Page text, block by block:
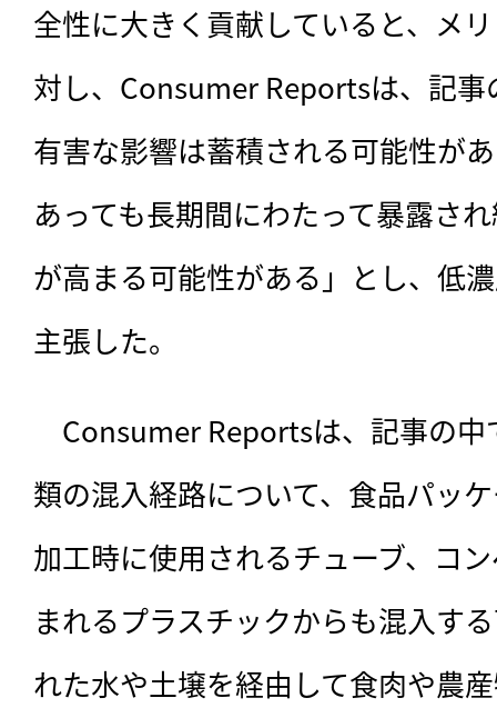
全性に大きく貢献していると、メ
対し、Consumer Reportsは、記事
有害な影響は蓄積される可能性が
あっても長期間にわたって暴露さ
が高まる可能性がある」とし、低
主張した。
Consumer Reportsは、記事の中
類の混入経路について、食品パッ
加工時に使用されるチューブ、コ
まれるプラスチックからも混入す
れた水や土壌を経由して食肉や農